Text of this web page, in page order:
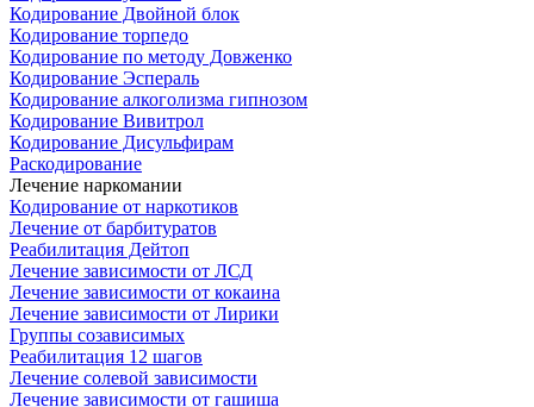
Кодирование Двойной блок
Кодирование торпедо
Кодирование по методу Довженко
Кодирование Эспераль
Кодирование алкоголизма гипнозом
Кодирование Вивитрол
Кодирование Дисульфирам
Раскодирование
Лечение наркомании
Кодирование от наркотиков
Лечение от барбитуратов
Реабилитация Дейтоп
Лечение зависимости от ЛСД
Лечение зависимости от кокаина
Лечение зависимости от Лирики
Группы созависимых
Реабилитация 12 шагов
Лечение солевой зависимости
Лечение зависимости от гашиша